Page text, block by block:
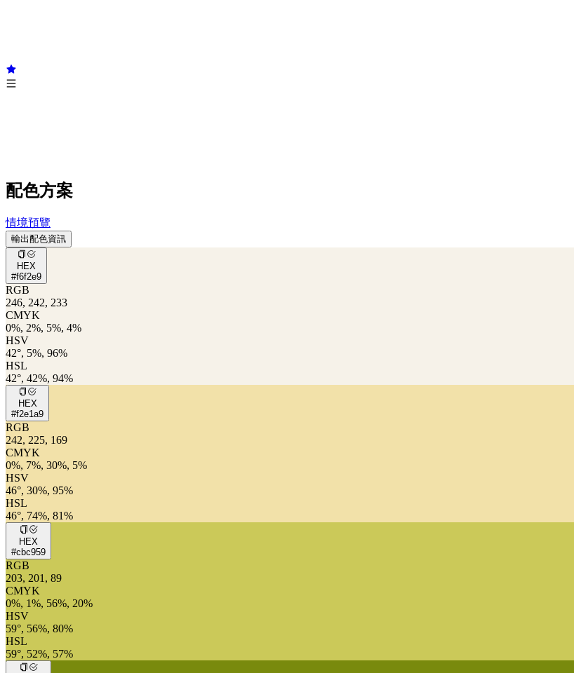
配色方案
情境預覽
輸出配色資訊
HEX
#f6f2e9
RGB
246, 242, 233
CMYK
0%, 2%, 5%, 4%
HSV
42°, 5%, 96%
HSL
42°, 42%, 94%
HEX
#f2e1a9
RGB
242, 225, 169
CMYK
0%, 7%, 30%, 5%
HSV
46°, 30%, 95%
HSL
46°, 74%, 81%
HEX
#cbc959
RGB
203, 201, 89
CMYK
0%, 1%, 56%, 20%
HSV
59°, 56%, 80%
HSL
59°, 52%, 57%